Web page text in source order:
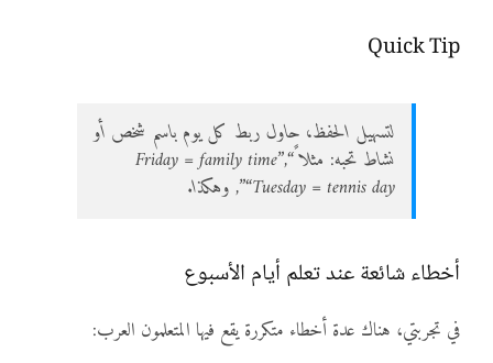
Quick Tip
لتسهيل الحفظ، حاول ربط كل يوم باسم شخص أو
نشاط تحبه: مثلاً “Friday = family time”,
“Tuesday = tennis day”, وهكذا.
أخطاء شائعة عند تعلم أيام الأسبوع
في تجربتي، هناك عدة أخطاء متكررة يقع فيها المتعلمون العرب: